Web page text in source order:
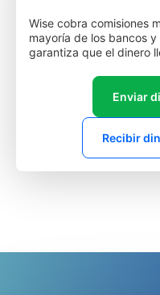
Wise cobra comisiones
mayoría de los bancos
garantiza que el dinero
Enviar
Recibir